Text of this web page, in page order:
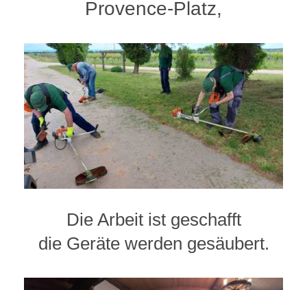
Provence-Platz,
Die Arbeit ist geschafft
die Geräte werden gesäubert.